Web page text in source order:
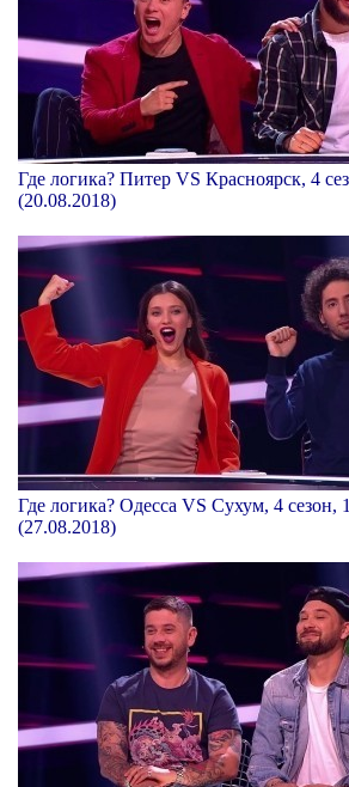
Где логика? Питер VS Красноярск, 4
(20.08.2018)
Где логика? Одесса VS Сухум, 4 сезон,
(27.08.2018)